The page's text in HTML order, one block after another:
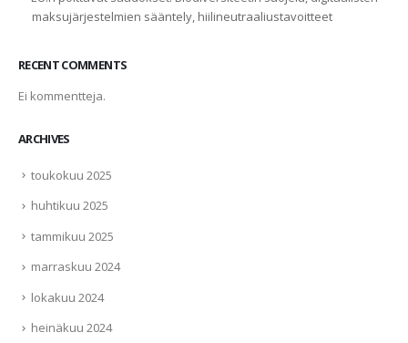
maksujärjestelmien sääntely, hiilineutraaliustavoitteet
RECENT COMMENTS
Ei kommentteja.
ARCHIVES
toukokuu 2025
huhtikuu 2025
tammikuu 2025
marraskuu 2024
lokakuu 2024
heinäkuu 2024